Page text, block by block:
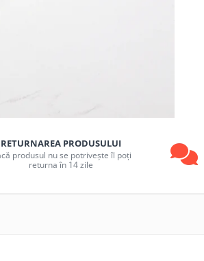
RETURNAREA PRODUSULUI
produsul nu se potrivește îl poți
returna în 14 zile